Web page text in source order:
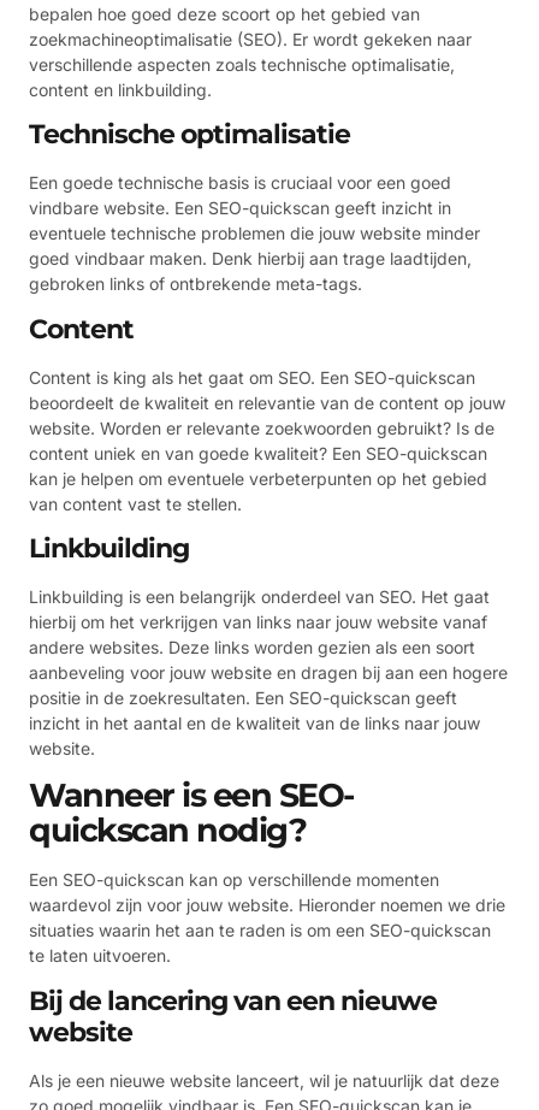
bepalen hoe goed deze scoort op het gebied van
zoekmachineoptimalisatie (SEO). Er wordt gekeken naar
verschillende aspecten zoals technische optimalisatie,
content en linkbuilding.
Technische optimalisatie
Een goede technische basis is cruciaal voor een goed
vindbare website. Een SEO-quickscan geeft inzicht in
eventuele technische problemen die jouw website minder
goed vindbaar maken. Denk hierbij aan trage laadtijden,
gebroken links of ontbrekende meta-tags.
Content
Content is king als het gaat om SEO. Een SEO-quickscan
beoordeelt de kwaliteit en relevantie van de content op jouw
website. Worden er relevante zoekwoorden gebruikt? Is de
content uniek en van goede kwaliteit? Een SEO-quickscan
kan je helpen om eventuele verbeterpunten op het gebied
van content vast te stellen.
Linkbuilding
Linkbuilding is een belangrijk onderdeel van SEO. Het gaat
hierbij om het verkrijgen van links naar jouw website vanaf
andere websites. Deze links worden gezien als een soort
aanbeveling voor jouw website en dragen bij aan een hogere
positie in de zoekresultaten. Een SEO-quickscan geeft
inzicht in het aantal en de kwaliteit van de links naar jouw
website.
Wanneer is een SEO-
quickscan nodig?
Een SEO-quickscan kan op verschillende momenten
waardevol zijn voor jouw website. Hieronder noemen we drie
situaties waarin het aan te raden is om een SEO-quickscan
te laten uitvoeren.
Bij de lancering van een nieuwe
website
Als je een nieuwe website lanceert, wil je natuurlijk dat deze
zo goed mogelijk vindbaar is. Een SEO-quickscan kan je